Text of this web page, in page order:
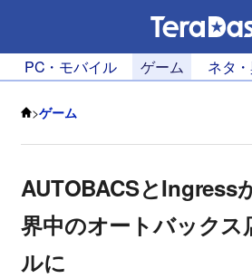
PC・モバイル ゲーム ネタ
>ゲーム
AUTOBACSとIngress
界中のオートバックス
ルに